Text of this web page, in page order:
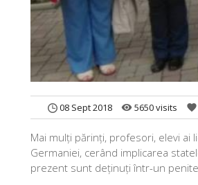
08 Sept 2018 remove_red_eye 5650 visits favorite
Mai mulți părinți, profesori, elevi ai
Germaniei, cerând implicarea
prezent sunt deținuți într-un